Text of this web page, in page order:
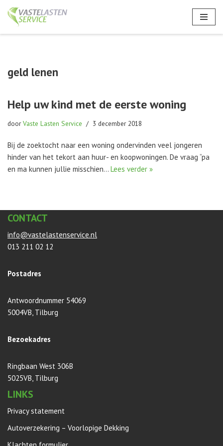
geld lenen
Help uw kind met de eerste woning
doorVaste Lasten Service 3 december 2018
Bij de zoektocht naar een woning ondervinden veel jongeren
hinder van het tekort aan huur- en koopwoningen. De vraag “pa
en ma kunnen jullie misschien… Lees verder »
CONTACT
info@vastelastenservice.nl
013 211 02 12
Postadres
Antwoordnummer 54069
5004VB, Tilburg
Bezoekadres
Ringbaan West 306B
5025VB, Tilburg
LINKS
Privacy statement
Autoverzekering – Voorlopige Dekking